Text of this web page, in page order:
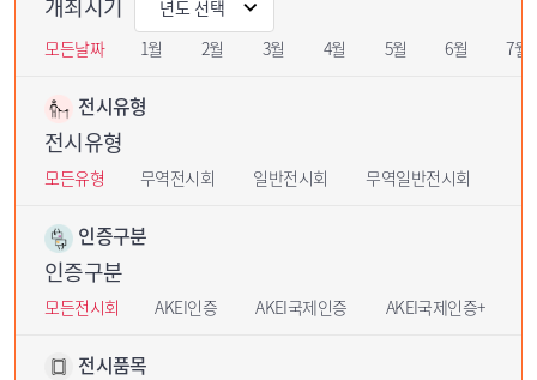
개최시기
모든날짜 1월 2월 3월 4월 5월 6월 7월
전시유형
전시유형
모든유형 무역전시회 일반전시회 무역일반전시회
인증구분
인증구분
모든전시회 AKEI인증 AKEI국제인증 AKEI국제인증+
전시품목